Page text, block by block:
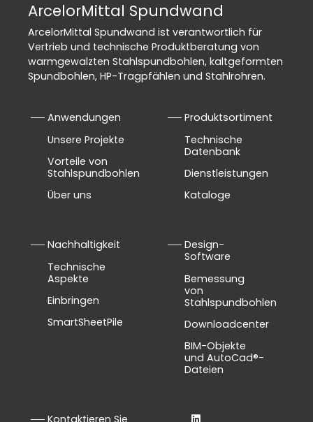
ArcelorMittal Spundwand
ArcelorMittal Spundwand ist verantwortlich für
Vertrieb und technische Produktberatung von
warmgewalzten Stahlspundbohlen, kaltgeformten
Spundbohlen, HP-Tragpfählen und Stahlrohren.
Anwendungen
Unsere Projekte
Vorteile von
Stahlspundbohlen
Über uns
Produktsortiment
Technische
Datenbank
Dienstleistungen
Kataloge
Nachhaltigkeit
Technische
Aspekte
Einbringen
SmartSheetPile
Design-
Software
Bemessung
von
Stahlspundbohlen
Downloadcenter
BIM-Objekte
und AutoCad®-
Dateien